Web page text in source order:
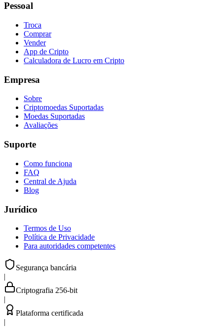
Pessoal
Troca
Comprar
Vender
App de Cripto
Calculadora de Lucro em Cripto
Empresa
Sobre
Criptomoedas Suportadas
Moedas Suportadas
Avaliações
Suporte
Como funciona
FAQ
Central de Ajuda
Blog
Jurídico
Termos de Uso
Política de Privacidade
Para autoridades competentes
Segurança bancária
|
Criptografia 256-bit
|
Plataforma certificada
|